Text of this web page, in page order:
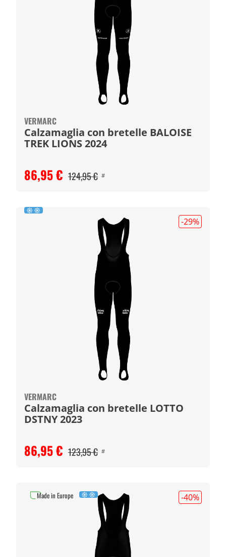
VERMARC
Calzamaglia con bretelle BALOISE
TREK LIONS 2024
86,95 € 124,95 € #
-29%
VERMARC
Calzamaglia con bretelle LOTTO
DSTNY 2023
86,95 € 123,95 € #
-40%
Made in Europe